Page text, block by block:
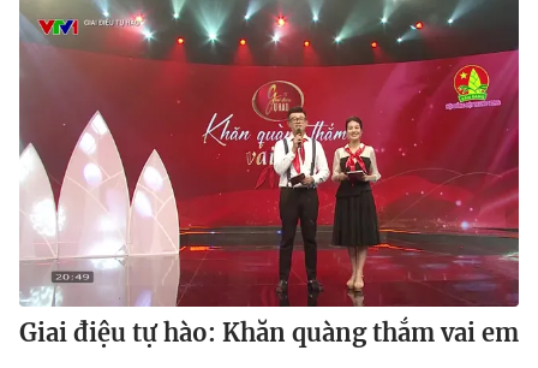
Giai điệu tự hào: Khăn quàng thắm vai em